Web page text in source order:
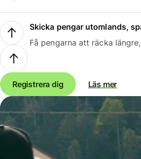
Skicka pengar utomlands,
Få pengarna att räcka
Registrera dig Läs mer